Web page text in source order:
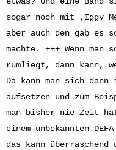
sogar noch mit ‚Iggy
aber auch den gab es
machte. +++ Wenn
rumliegt, dann kann,
Da kann man sich
aufsetzen und zum
man bisher nie Zeit
einem unbekannten
das kann